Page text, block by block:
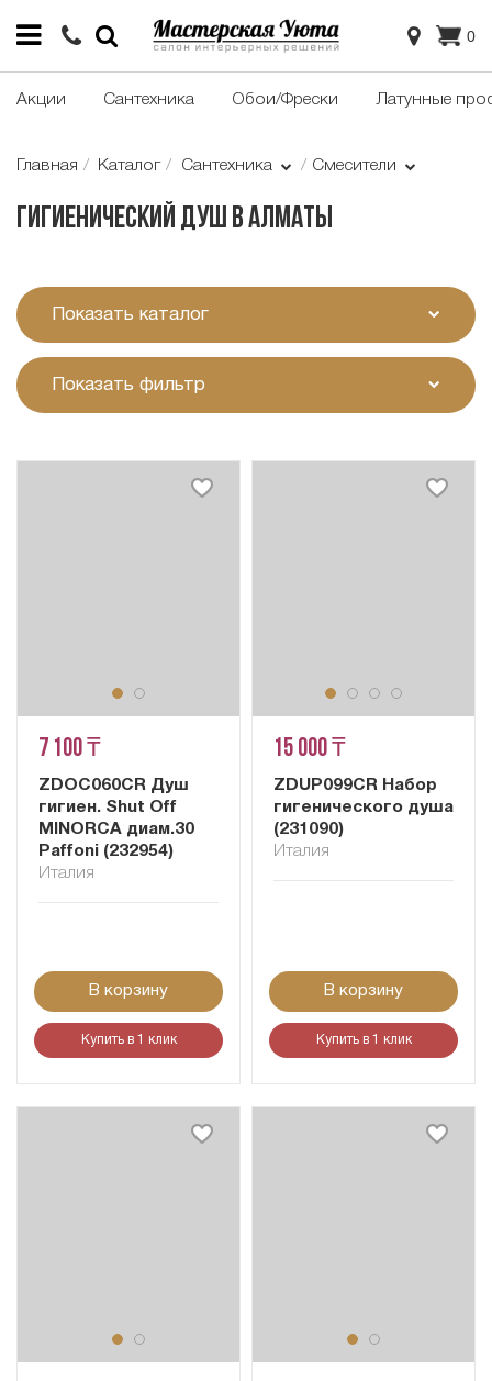
0
Акции Сантехника Обои/Фрески Латунные
Главная Каталог Сантехника Смесители
Гигиенический душ в Алматы
Показать каталог
Показать фильтр
7 100 ₸
ZDOC060CR Душ
гигиен. Shut Off
MINORCA диам.30
Paffoni (232954)
Италия
В корзину
Купить в 1 клик
15 000 ₸
ZDUP099CR Набор
гигенического душа
(231090)
Италия
В корзину
Купить в 1 клик